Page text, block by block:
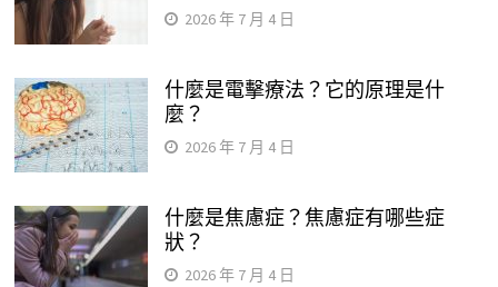
2026 年 7 月 4 日
什麼是電擊療法？它的原理是什
麼？
2026 年 7 月 4 日
什麼是焦慮症？焦慮症有哪些症
狀？
2026 年 7 月 4 日